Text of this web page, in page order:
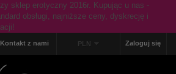
Zaloguj się
PLN
Kontakt z nami